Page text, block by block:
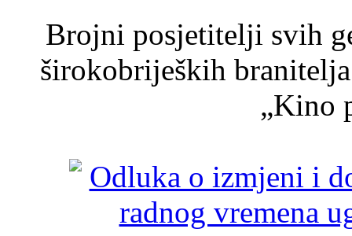
Brojni posjetitelji svih
širokobrijeških
„Kino